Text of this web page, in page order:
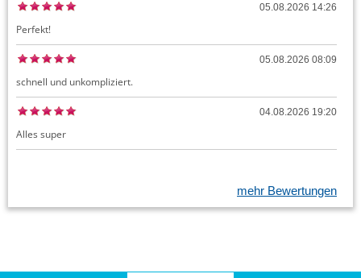
05.08.2026 14:26
Perfekt!
05.08.2026 08:09
schnell und unkompliziert.
04.08.2026 19:20
Alles super
mehr Bewertungen